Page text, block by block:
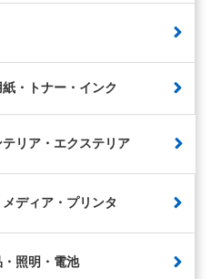
・トナー・インク
リア・エクステリア
ディア・プリンタ
照明・電池